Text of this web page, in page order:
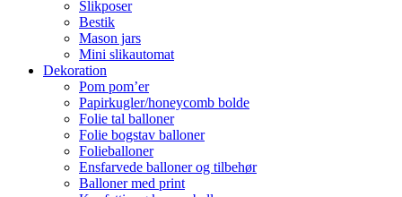
Slikposer
Bestik
Mason jars
Mini slikautomat
Dekoration
Pom pom’er
Papirkugler/honeycomb bolde
Folie tal balloner
Folie bogstav balloner
Folieballoner
Ensfarvede balloner og tilbehør
Balloner med print